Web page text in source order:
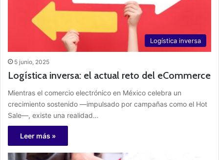
Logística inversa
5 junio, 2025
Logística inversa: el actual reto del eCommerce
Mientras el comercio electrónico en México celebra un
crecimiento sostenido —impulsado por campañas como el Hot
Sale—, existe una realidad…
Leer más »